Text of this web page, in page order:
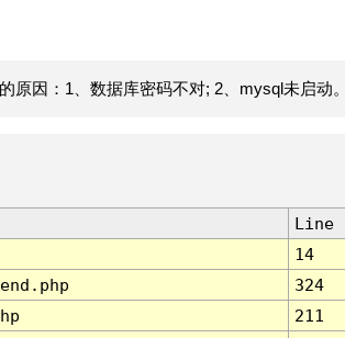
原因：1、数据库密码不对; 2、mysql未启动。
Line
14
324
211